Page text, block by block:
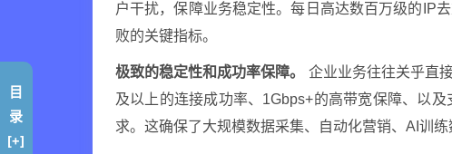
户干扰，保障业务稳定性。每日高达数百万级的IP
败的关键指标。
极致的稳定性和成功率保障。
企业业务往往关乎直
及以上的连接成功率、1Gbps+的高带宽保障、以
求。这确保了大规模数据采集、自动化营销、AI训
目
录
[+]